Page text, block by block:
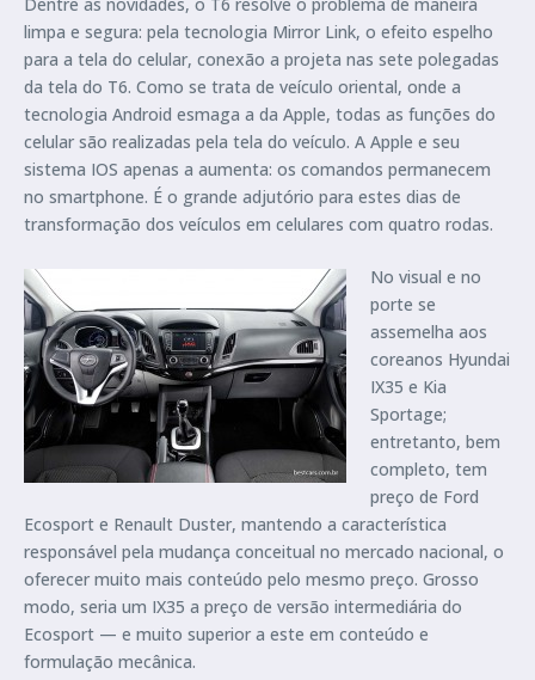
limpa e segura: pela tecnologia Mirror Link, o efeito espelho
para a tela do celular, conexão a projeta nas sete polegadas
da tela do T6. Como se trata de veículo oriental, onde a
tecnologia Android esmaga a da Apple, todas as funções do
celular são realizadas pela tela do veículo. A Apple e seu
sistema IOS apenas a aumenta: os comandos permanecem
no smartphone. É o grande adjutório para estes dias de
transformação dos veículos em celulares com quatro rodas.
No visual e no
porte se
assemelha aos
coreanos Hyundai
IX35 e Kia
Sportage;
entretanto, bem
completo, tem
preço de Ford
Ecosport e Renault Duster, mantendo a característica
responsável pela mudança conceitual no mercado nacional, o
oferecer muito mais conteúdo pelo mesmo preço. Grosso
modo, seria um IX35 a preço de versão intermediária do
Ecosport — e muito superior a este em conteúdo e
formulação mecânica.